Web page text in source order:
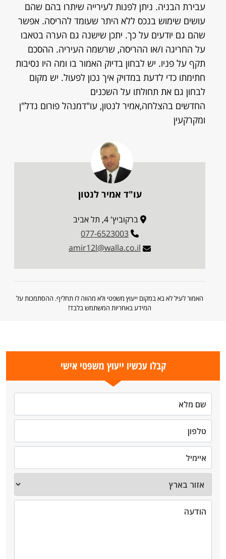
עבירת הבניה. ניתן לפנות לעירייה שיתרו בהם שהם
עושים שימוש בנכס ללא היתר שעומד להריסה. אפשר
שהם גם יודעים על כך. יתכן שישנה גם הערה בטאבו
על החריגה ו/או ההריסה, שרשמה העיריה. ההסכם
תקף על פניו. יש לבחון בדיוק האמור בו ומה היו נסיבות
חתימתו כדי לדעת במדויק איך נכון לפעול. יש מקום
לבחון גם את תחולתו על השכנים
החדשים בהצלחה,אמיר לנטון, עו"דמנהל פורום נדל"ן
ומקרקעין
עו"ד אמיר לנטון
ברקוביץ' 4, תל אביב
077-6523003
amir12l@walla.co.il
האמור לעיל לא בא במקום ייעוץ משפטי ולא מהווה לו תחליף. ההסתמכות על
המידע באחריות המשתמש בלבד!
קבלו עכשיו ייעוץ משפטי אישי